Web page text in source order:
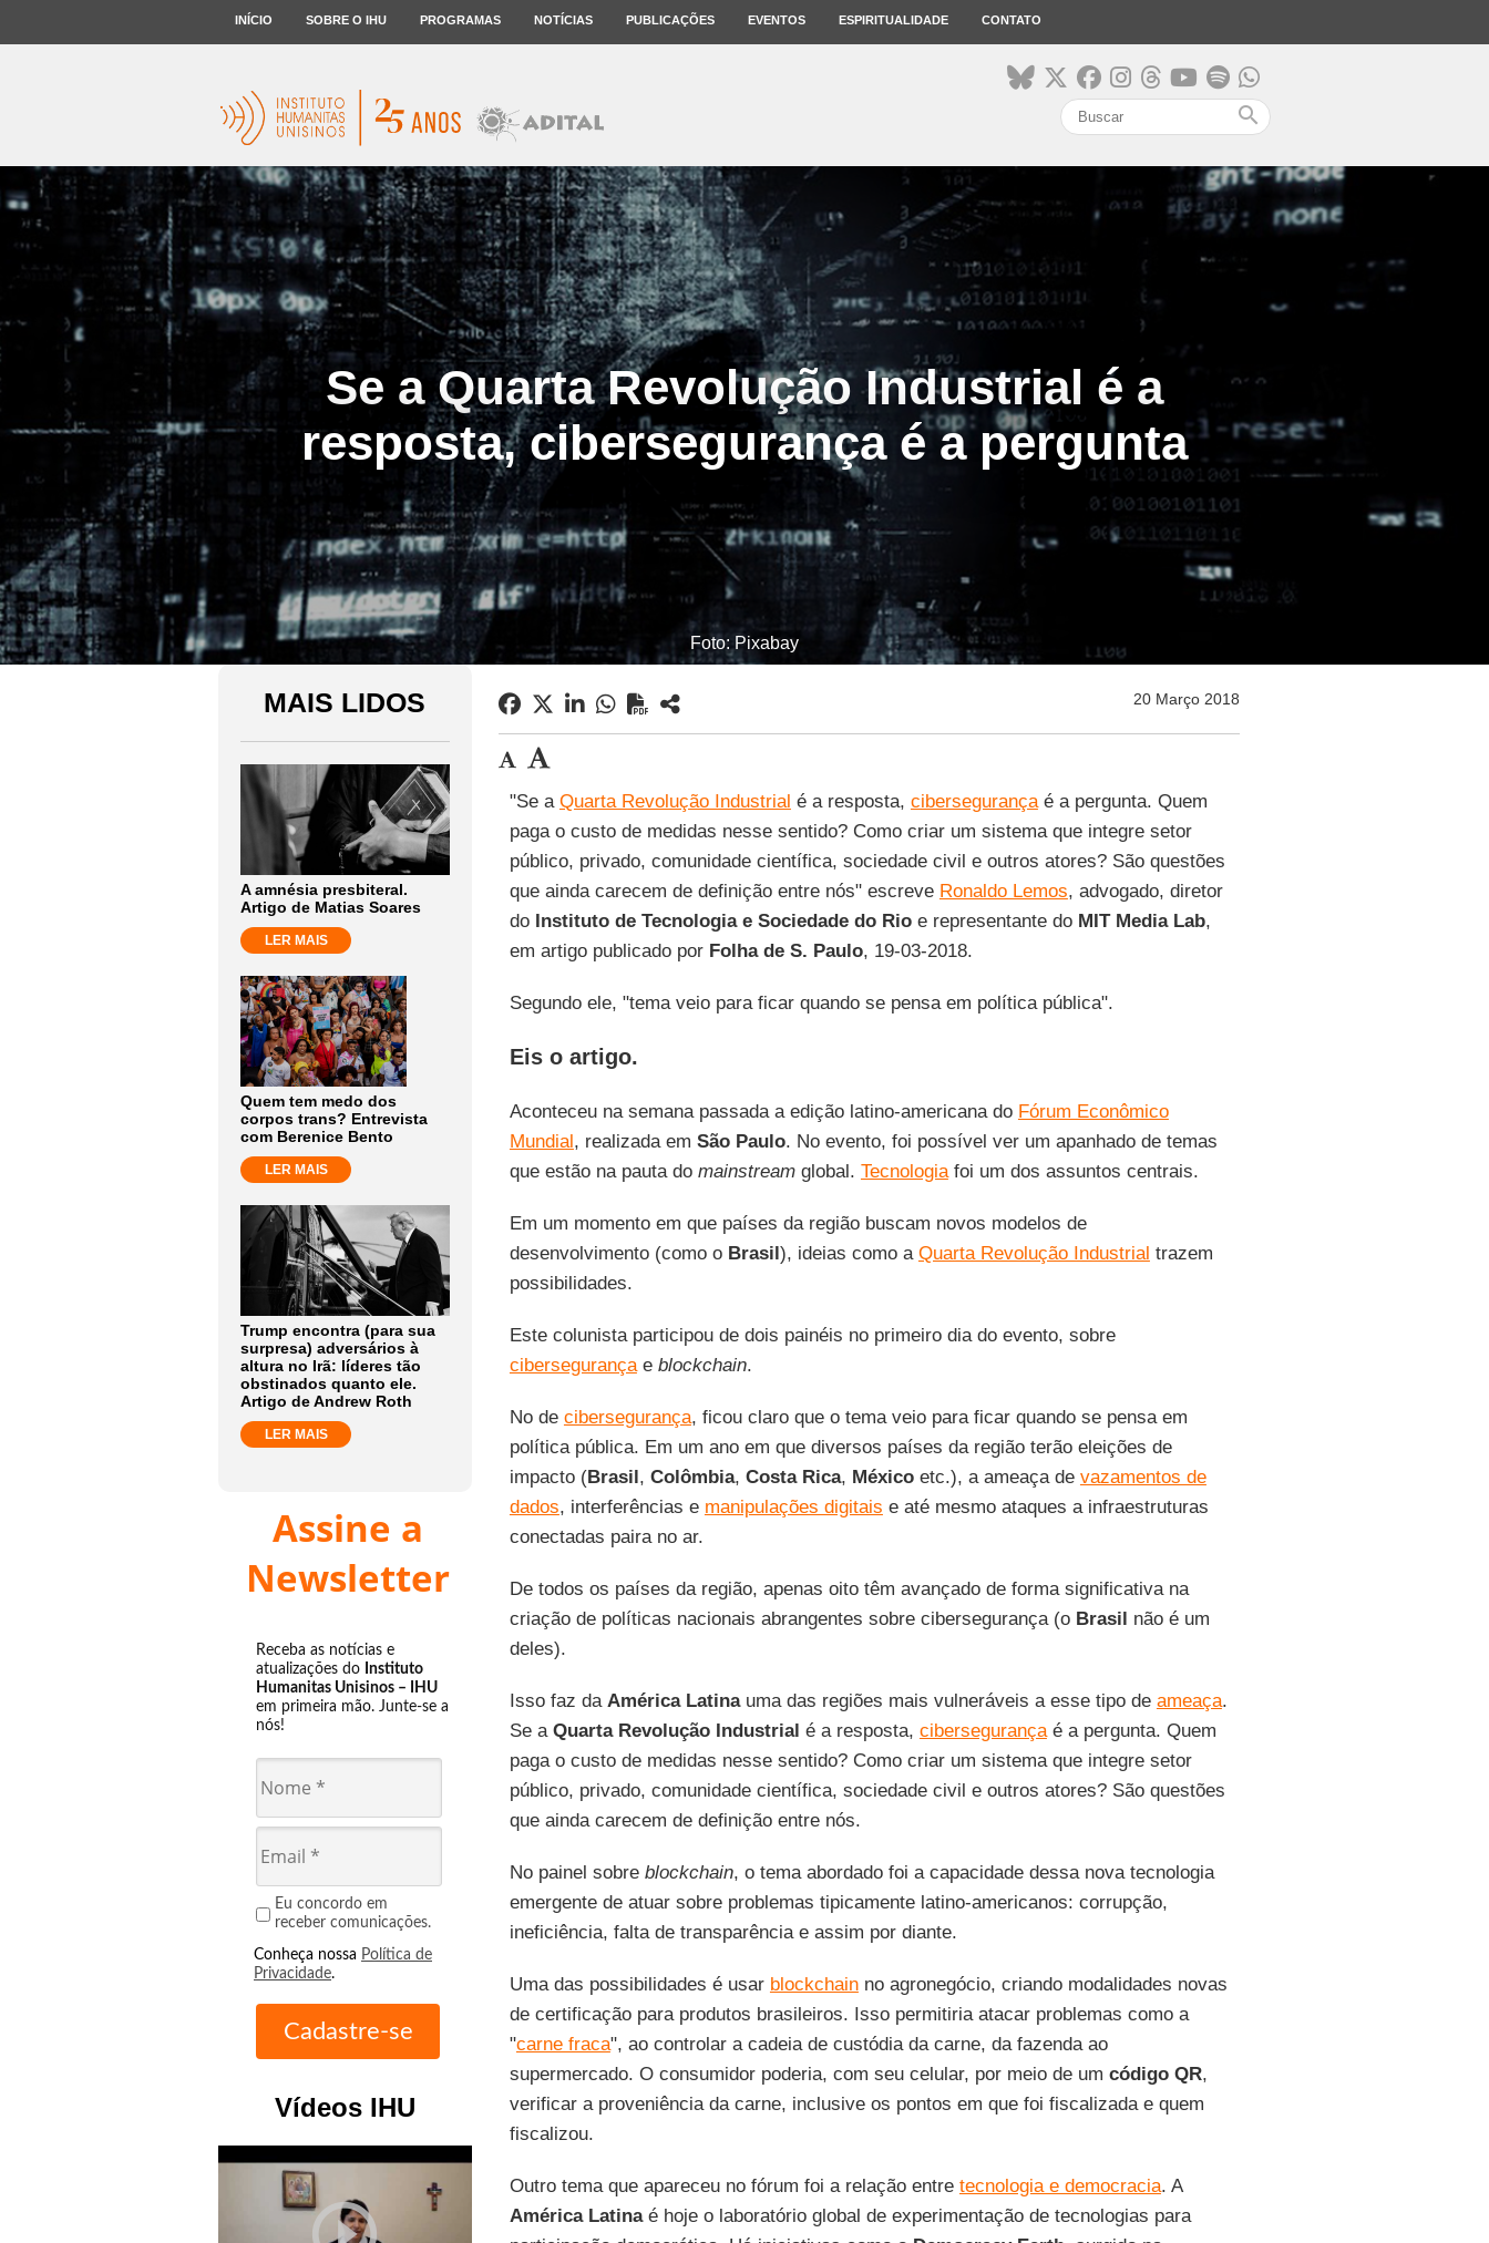
INÍCIO SOBRE O IHU PROGRAMAS NOTÍCIAS PUBLICAÇÕES EVENTOS ESPIRITUALIDADE CONTATO
search
Se a Quarta Revolução Industrial é a
resposta, cibersegurança é a pergunta
Foto: Pixabay
MAIS LIDOS
A amnésia presbiteral.
Artigo de Matias Soares
LER MAIS
Quem tem medo dos
corpos trans? Entrevista
com Berenice Bento
LER MAIS
Trump encontra (para sua
surpresa) adversários à
altura no Irã: líderes tão
obstinados quanto ele.
Artigo de Andrew Roth
LER MAIS
Assine a
Newsletter
Receba as notícias e
atualizações do Instituto
Humanitas Unisinos – IHU
em primeira mão. Junte-se a
nós!
Eu concordo em
receber comunicações.
Conheça nossa Política de
Privacidade.
Vídeos IHU
20 Março 2018
"Se a Quarta Revolução Industrial é a resposta, cibersegurançaé a pergunta. Quem
paga o custo de medidas nesse sentido? Como criar um sistema que integre setor
público, privado, comunidade científica, sociedade civil e outros atores? São questões
que ainda carecem de definição entre nós" escreve Ronaldo Lemos, advogado, diretor
do Instituto de Tecnologia e Sociedade do Rioe representante do MIT Media Lab,
em artigo publicado por Folha de S. Paulo, 19-03-2018.
Segundo ele, "tema veio para ficar quando se pensa em política pública".
Eis o artigo.
Aconteceu na semana passada a edição latino-americana do Fórum Econômico
Mundial, realizada em São Paulo. No evento, foi possível ver um apanhado de temas
que estão na pauta do mainstreamglobal. Tecnologiafoi um dos assuntos centrais.
Em um momento em que países da região buscam novos modelos de
desenvolvimento (como o Brasil), ideias como a Quarta Revolução Industrial trazem
possibilidades.
Este colunista participou de dois painéis no primeiro dia do evento, sobre
cibersegurançae blockchain.
No de cibersegurança, ficou claro que o tema veio para ficar quando se pensa em
política pública. Em um ano em que diversos países da região terão eleições de
impacto (Brasil, Colômbia, Costa Rica, Méxicoetc.), a ameaça de vazamentos de
dados, interferências e manipulações digitais e até mesmo ataques a infraestruturas
conectadas paira no ar.
De todos os países da região, apenas oito têm avançado de forma significativa na
criação de políticas nacionais abrangentes sobre cibersegurança (o Brasil não é um
deles).
Isso faz da América Latinauma das regiões mais vulneráveis a esse tipo de ameaça.
Se a Quarta Revolução Industrial é a resposta, cibersegurançaé a pergunta. Quem
paga o custo de medidas nesse sentido? Como criar um sistema que integre setor
público, privado, comunidade científica, sociedade civil e outros atores? São questões
que ainda carecem de definição entre nós.
No painel sobre blockchain, o tema abordado foi a capacidade dessa nova tecnologia
emergente de atuar sobre problemas tipicamente latino-americanos: corrupção,
ineficiência, falta de transparência e assim por diante.
Uma das possibilidades é usar blockchainno agronegócio, criando modalidades novas
de certificação para produtos brasileiros. Isso permitiria atacar problemas como a
"carne fraca", ao controlar a cadeia de custódia da carne, da fazenda ao
supermercado. O consumidor poderia, com seu celular, por meio de um código QR,
verificar a proveniência da carne, inclusive os pontos em que foi fiscalizada e quem
fiscalizou.
Outro tema que apareceu no fórum foi a relação entre tecnologia e democracia. A
América Latinaé hoje o laboratório global de experimentação de tecnologias para